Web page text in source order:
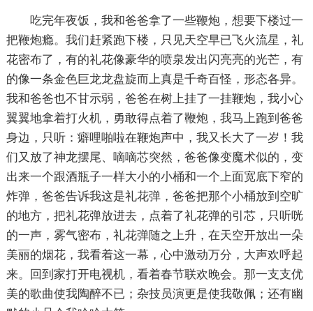
吃完年夜饭，我和爸爸拿了一些鞭炮，想要下楼过一
把鞭炮瘾。我们赶紧跑下楼，只见天空早已飞火流星，礼
花密布了，有的礼花像豪华的喷泉发出闪亮亮的光芒，有
的像一条金色巨龙龙盘旋而上真是千奇百怪，形态各异。
我和爸爸也不甘示弱，爸爸在树上挂了一挂鞭炮，我小心
翼翼地拿着打火机，勇敢得点着了鞭炮，我马上跑到爸爸
身边，只听：癖哩啪啦在鞭炮声中，我又长大了一岁！我
们又放了神龙摆尾、嘀嘀芯突然，爸爸像变魔术似的，变
出来一个跟酒瓶子一样大小的小桶和一个上面宽底下窄的
炸弹，爸爸告诉我这是礼花弹，爸爸把那个小桶放到空旷
的地方，把礼花弹放进去，点着了礼花弹的引芯，只听咣
的一声，雾气密布，礼花弹随之上升，在天空开放出一朵
美丽的烟花，我看着这一幕，心中激动万分，大声欢呼起
来。回到家打开电视机，看着春节联欢晚会。那一支支优
美的歌曲使我陶醉不已；杂技员演更是使我敬佩；还有幽